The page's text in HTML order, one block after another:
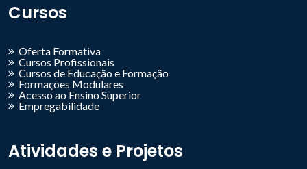
Cursos
Oferta Formativa
Cursos Profissionais
Cursos de Educação e Formação
Formações Modulares
Acesso ao Ensino Superior
Empregabilidade
Atividades e Projetos